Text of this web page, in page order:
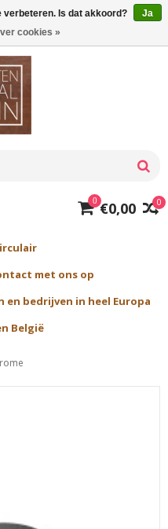
0
0 €0,00
met ons op
bedrijven in heel Europa
België
verbeteren. Is dat akkoord?
Ja
cookies »